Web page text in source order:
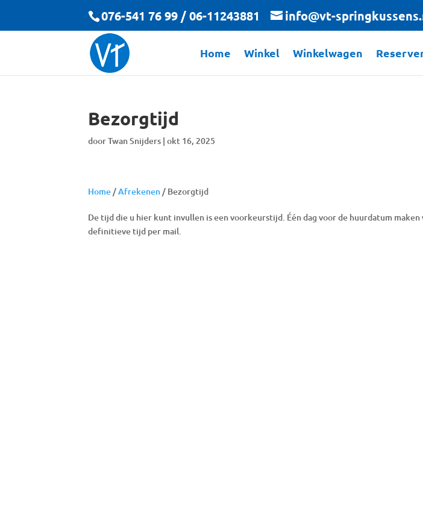
076-541 76 99 / 06-11243881 info@vt-
Home Winkel Winkelwagen
Bezorgtijd
doorTwan Snijders |okt 16, 2025
Home/Afrekenen/ Bezorgtijd
De tijd die u hier kunt invullen is een voorkeurstijd. Één dag voor de huurdatum
definitieve tijd per mail.